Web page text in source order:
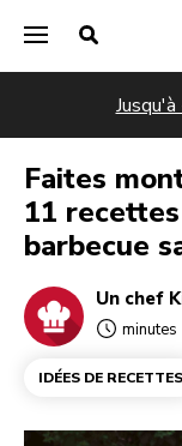
Faites
11
barbecue
Un chef
minutes
IDÉES DE RECETTES